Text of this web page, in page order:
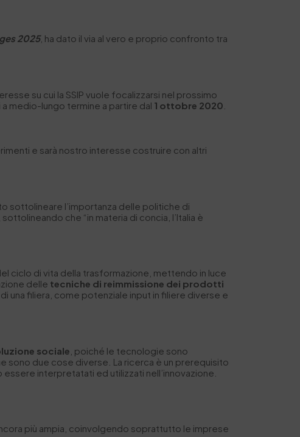
2025, ha dato il via al vero e proprio confronto tra
su cui la SSIP vuole focalizzarsi nel prossimo
medio-lungo termine a partire dal 1 ottobre 2020
e sarà nostro interesse costruire con altri
sottolineare l’importanza delle politiche di
che “in materia di concia, l’Italia è
ciclo di vita della trasformazione, mettendo in luce
delle tecniche di reimmissione dei prodotti
una filiera, come potenziale input in filiere diverse e
sociale , poiché le tecnologie sono
sono due cose diverse. La ricerca è un prerequisito
interpretatati ed utilizzati nell’innovazione.
più ampia, coinvolgendo soprattutto le imprese